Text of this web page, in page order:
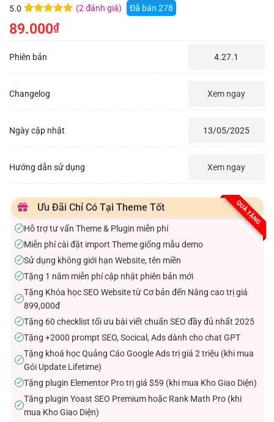
5.0
5.0 trên 5
dựa trên
(2đánh giá) Đã bán 278
89.000₫
Phiên bản 4.27.1
Changelog Xem ngay
Ngày cập nhật 13/05/2025
Hướng dẫn sử dụng Xem ngay
QUÀ TẶNG
Ưu Đãi Chỉ Có Tại Theme Tốt
✓Hỗ trợ tư vấn Theme & Plugin miễn phí
✓Miễn phí cài đặt import Theme giống mẫu demo
✓Sử dụng không giới hạn Website, tên miền
✓Tặng 1 năm miễn phí cập nhật phiên bản mới
✓
Tặng Khóa học SEO Website từ Cơ bản đến Nâng cao trị giá
899,000đ
✓Tặng 60 checklist tối ưu bài viết chuẩn SEO đầy đủ nhất 2025
✓Tặng +2000 prompt SEO, Socical, Ads dành cho chat GPT
✓
Tặng khoá học Quảng Cáo Google Ads trị giá 2 triệu (khi mua
Gói Update Lifetime)
✓Tặng plugin Elementor Pro trị giá $59 (khi mua Kho Giao Diện)
✓
Tăng plugin Yoast SEO Premium hoặc Rank Math Pro (khi
mua Kho Giao Diện)